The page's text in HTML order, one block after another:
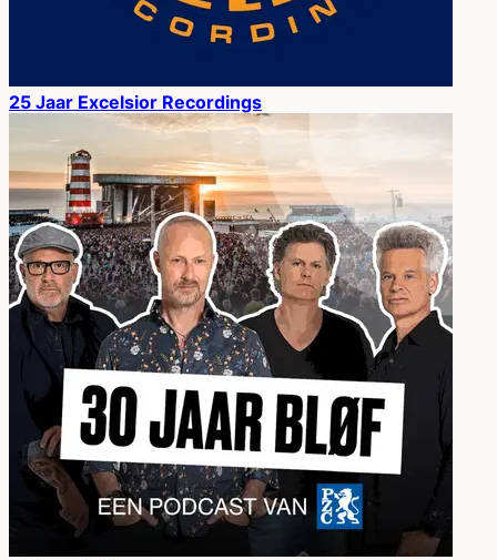
25 Jaar Excelsior Recordings